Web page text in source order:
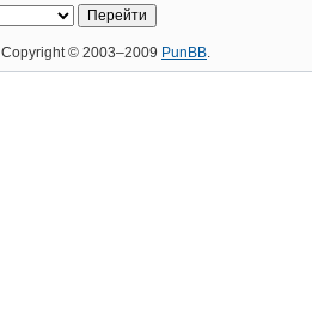
. Copyright © 2003–2009 PunBB